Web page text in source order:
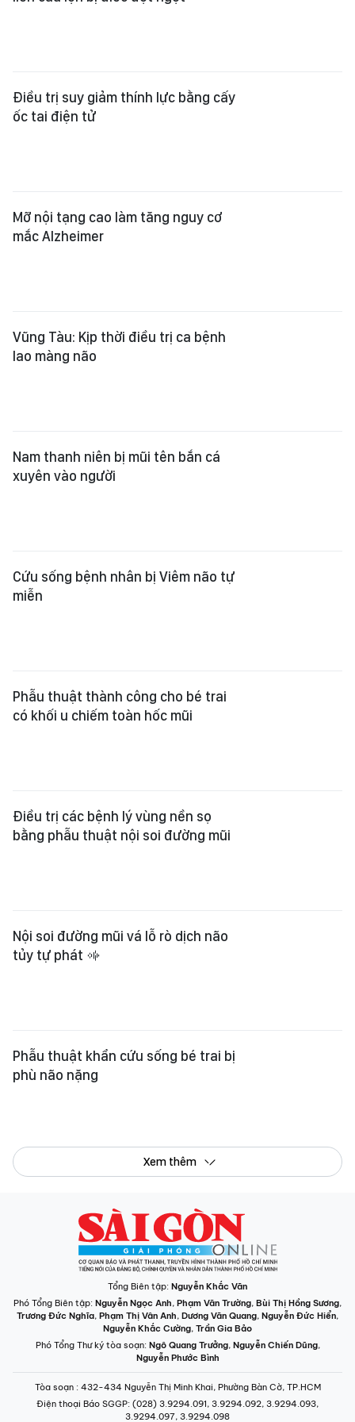
Điều trị suy giảm thính lực bằng cấy
ốc tai điện tử
Mỡ nội tạng cao làm tăng nguy cơ
mắc Alzheimer
Vũng Tàu: Kịp thời điều trị ca bệnh
lao màng não
Nam thanh niên bị mũi tên bắn cá
xuyên vào người
Cứu sống bệnh nhân bị Viêm não tự
miễn
Phẫu thuật thành công cho bé trai
có khối u chiếm toàn hốc mũi
Điều trị các bệnh lý vùng nền sọ
bằng phẫu thuật nội soi đường mũi
Nội soi đường mũi vá lỗ rò dịch não
tủy tự phát
Phẫu thuật khẩn cứu sống bé trai bị
phù não nặng
Xem thêm
Tổng Biên tập: Nguyễn Khắc Văn
Phó Tổng Biên tập: Nguyễn Ngọc Anh, Phạm Văn Trường, Bùi Thị Hồng Sương,
Trương Đức Nghĩa, Phạm Thị Vân Anh, Dương Văn Quang, Nguyễn Đức Hiển,
Nguyễn Khắc Cường, Trần Gia Bảo
Phó Tổng Thư ký tòa soạn: Ngô Quang Trưởng, Nguyễn Chiến Dũng,
Nguyễn Phước Bình
Tòa soạn : 432-434 Nguyễn Thị Minh Khai, Phường Bàn Cờ, TP.HCM
Điện thoại Báo SGGP: (028) 3.9294.091, 3.9294.092, 3.9294.093,
3.9294.097, 3.9294.098